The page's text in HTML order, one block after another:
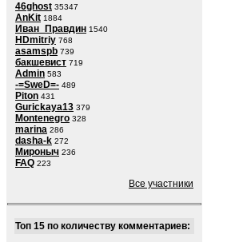
46ghost 35347
AnKit 1884
Иван_Правдин 1540
HDmitriy 768
asamspb 739
бакшевист 719
Admin 583
-=SweD=- 489
Piton 431
Gurickaya13 379
Montenegro 328
marina 286
dasha-k 272
Мироныч 236
FAQ 223
Все участники
Топ 15 по количеству комментариев: